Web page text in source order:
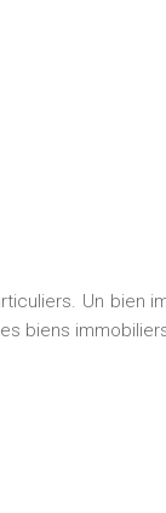
Un bien
biens